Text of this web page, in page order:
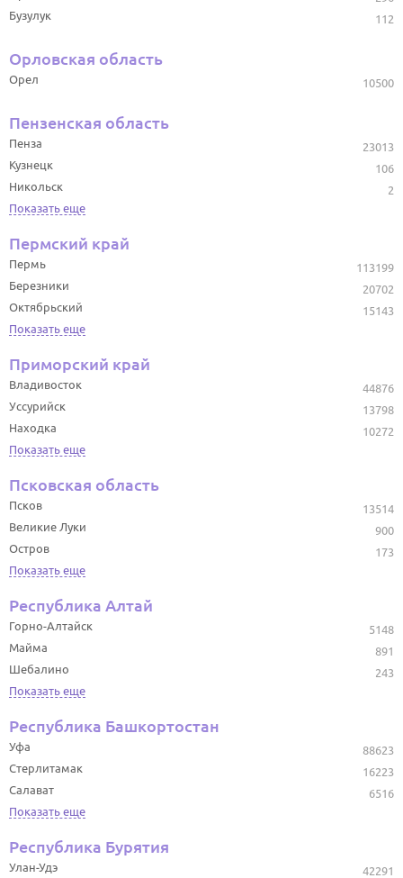
112
Бузулук
Орловская область
10500
Орел
Пензенская область
23013
Пенза
106
Кузнецк
2
Никольск
Показать еще
Пермский край
113199
Пермь
20702
Березники
15143
Октябрьский
Показать еще
Приморский край
44876
Владивосток
13798
Уссурийск
10272
Находка
Показать еще
Псковская область
13514
Псков
900
Великие Луки
173
Остров
Показать еще
Республика Алтай
5148
Горно-Алтайск
891
Майма
243
Шебалино
Показать еще
Республика Башкортостан
88623
Уфа
16223
Стерлитамак
6516
Салават
Показать еще
Республика Бурятия
42291
Улан-Удэ